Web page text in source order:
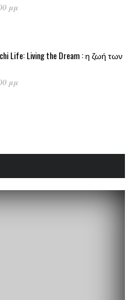
μμ
Life: Living the Dream : η ζωή των
μμ